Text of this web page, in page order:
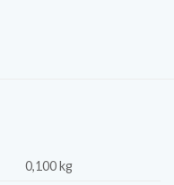
0,100 kg